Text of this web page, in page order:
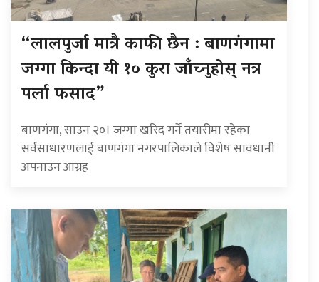
“लालपुर्जा मात्रै काफी छैन : बाणगंगामा
जग्गा किन्दा यी १० कुरा जाँच्नुहोस् नत्र
पर्ला फसाद”
बाणगंगा, साउन २०। जग्गा खरिद गर्ने तयारीमा रहेका
सर्वसाधारणलाई बाणगंगा नगरपालिकाले विशेष सावधानी
अपनाउन आग्रह